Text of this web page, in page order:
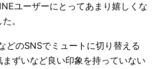
ユーザーにとってあまり嬉しくな
。
どのSNSでミュートに切り替える
ずいなど良い印象を持っていない